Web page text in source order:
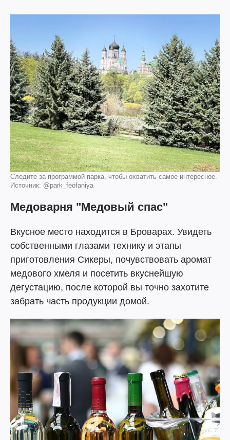
Следите за программой парка, чтобы охватить самое интересное.
Источник: @park_feofaniya
Медоварня "Медовый спас"
Вкусное место находится в Броварах. Увидеть
собственными глазами технику и этапы
приготовления Сикеры, почувствовать аромат
медового хмеля и посетить вкуснейшую
дегустацию, после которой вы точно захотите
забрать часть продукции домой.